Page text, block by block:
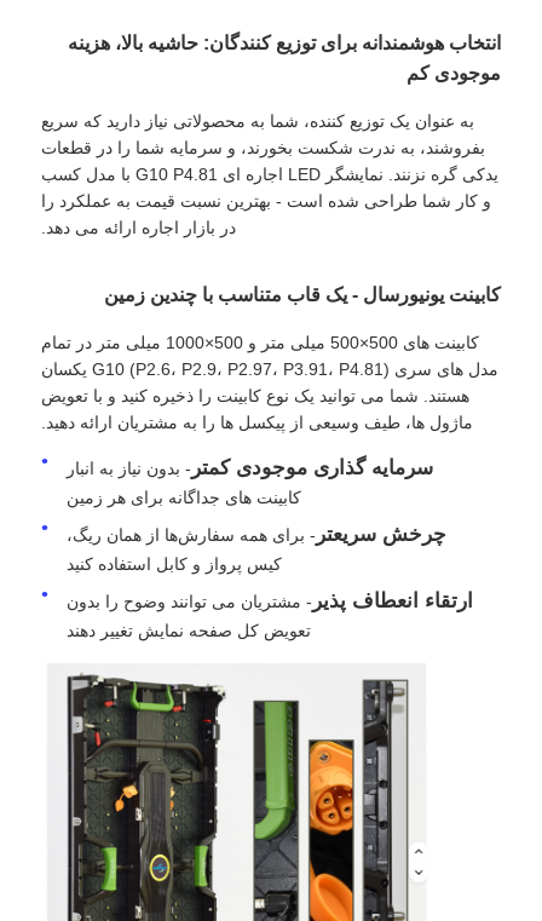
خانه
محصولات
ویدیو
بازدید از کارخانه
کنترل کیفیت
با ما تماس بگیرید
انتخاب هوشمندانه برای توزیع کنندگان: حاشیه بالا، هزینه
موجودی کم
به عنوان یک توزیع کننده، شما به محصولاتی نیاز دارید که سریع
بفروشند، به ندرت شکست بخورند، و سرمایه شما را در قطعات
یدکی گره نزنند. نمایشگر LED اجاره ای G10 P4.81 با مدل کسب
و کار شما طراحی شده است - بهترین نسبت قیمت به عملکرد را
در بازار اجاره ارائه می دهد.
کابینت یونیورسال - یک قاب متناسب با چندین زمین
کابینت های 500×500 میلی متر و 500×1000 میلی متر در تمام
مدل های سری G10 (P2.6، P2.9، P2.97، P3.91، P4.81) یکسان
هستند. شما می توانید یک نوع کابینت را ذخیره کنید و با تعویض
ماژول ها، طیف وسیعی از پیکسل ها را به مشتریان ارائه دهید.
سرمایه گذاری موجودی کمتر - بدون نیاز به انبار
کابینت های جداگانه برای هر زمین
چرخش سریعتر - برای همه سفارش‌ها از همان ریگ،
کیس پرواز و کابل استفاده کنید
ارتقاء انعطاف پذیر - مشتریان می توانند وضوح را بدون
تعویض کل صفحه نمایش تغییر دهند